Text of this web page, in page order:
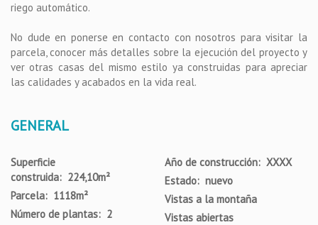
riego automático.
No dude en ponerse en contacto con nosotros para visitar la
parcela, conocer más detalles sobre la ejecución del proyecto y
ver otras casas del mismo estilo ya construidas para apreciar
las calidades y acabados en la vida real.
GENERAL
Superficie
construida: 224,10m²
Parcela: 1118m²
Número de plantas: 2
Año de construcción: XXXX
Estado: nuevo
Vistas a la montaña
Vistas abiertas